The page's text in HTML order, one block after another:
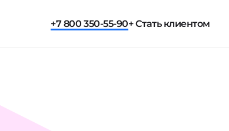
+7 800 350-55-90+ Стать клиентом